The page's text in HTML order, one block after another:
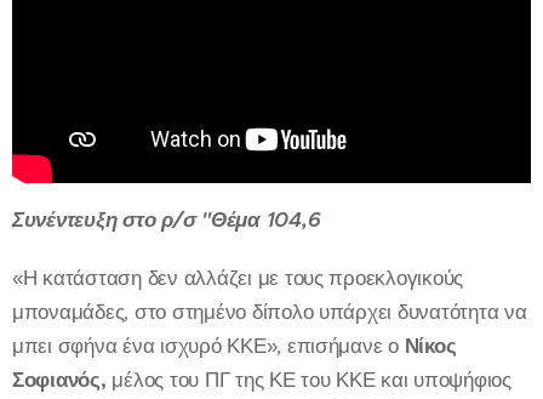
Συνέντευξη στο ρ/σ "Θέμα 104,6
«Η κατάσταση δεν αλλάζει με τους προεκλογικούς
μποναμάδες, στο στημένο δίπολο υπάρχει δυνατότητα να
μπει σφήνα ένα ισχυρό ΚΚΕ», επισήμανε ο Νίκος
Σοφιανός, μέλος του ΠΓ της ΚΕ του ΚΚΕ και υποψήφιος